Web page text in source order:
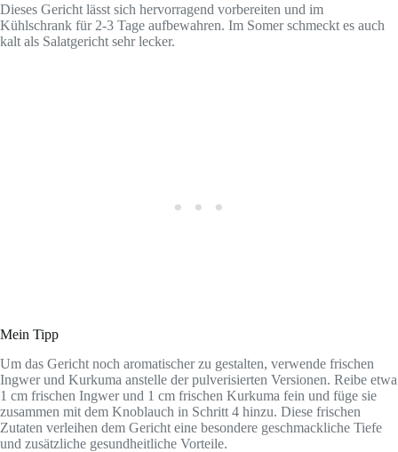
Dieses Gericht lässt sich hervorragend vorbereiten und im
Kühlschrank für 2-3 Tage aufbewahren. Im Somer schmeckt es auch
kalt als Salatgericht sehr lecker.
Mein Tipp
Um das Gericht noch aromatischer zu gestalten, verwende frischen
Ingwer und Kurkuma anstelle der pulverisierten Versionen. Reibe etwa
1 cm frischen Ingwer und 1 cm frischen Kurkuma fein und füge sie
zusammen mit dem Knoblauch in Schritt 4 hinzu. Diese frischen
Zutaten verleihen dem Gericht eine besondere geschmackliche Tiefe
und zusätzliche gesundheitliche Vorteile.